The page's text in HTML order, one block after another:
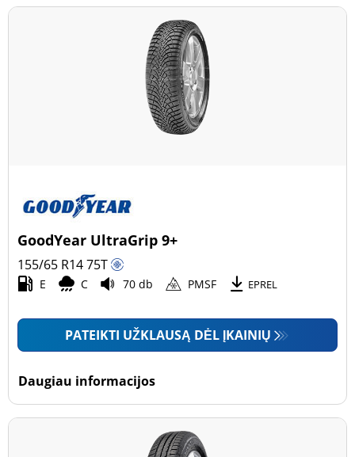
GoodYear UltraGrip 9+
155/65 R1475T
E C 70 db PMSF EPREL
PATEIKTI UŽKLAUSĄ DĖL ĮKAINIŲ
Daugiau informacijos